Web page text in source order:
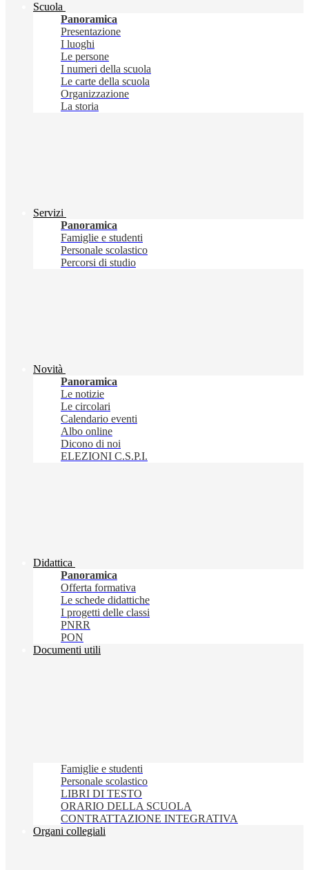
Scuola
Panoramica
Presentazione
I luoghi
Le persone
I numeri della scuola
Le carte della scuola
Organizzazione
La storia
Servizi
Panoramica
Famiglie e studenti
Personale scolastico
Percorsi di studio
Novità
Panoramica
Le notizie
Le circolari
Calendario eventi
Albo online
Dicono di noi
ELEZIONI C.S.P.I.
Didattica
Panoramica
Offerta formativa
Le schede didattiche
I progetti delle classi
PNRR
PON
Documenti utili
Famiglie e studenti
Personale scolastico
LIBRI DI TESTO
ORARIO DELLA SCUOLA
CONTRATTAZIONE INTEGRATIVA
Organi collegiali